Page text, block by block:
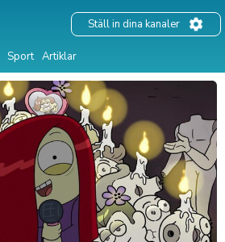
Sport Artiklar
Ställ in dina kanaler